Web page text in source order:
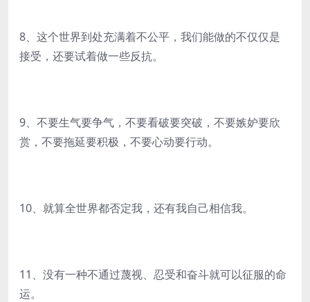
8、这个世界到处充满着不公平，我们能做的不仅仅是
接受，还要试着做一些反抗。
9、不要生气要争气，不要看破要突破，不要嫉妒要欣
赏，不要拖延要积极，不要心动要行动。
10、就算全世界都否定我，还有我自己相信我。
11、没有一种不通过蔑视、忍受和奋斗就可以征服的命
运。